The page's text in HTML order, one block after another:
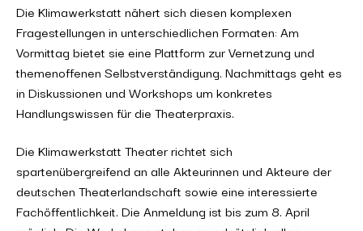
Die Klimawerkstatt nähert sich diesen komplexen
Fragestellungen in unterschiedlichen Formaten: Am
Vormittag bietet sie eine Plattform zur Vernetzung und
themenoffenen Selbstverständigung. Nachmittags geht es
in Diskussionen und Workshops um konkretes
Handlungswissen für die Theaterpraxis.
Die Klimawerkstatt Theater richtet sich
spartenübergreifend an alle Akteurinnen und Akteure der
deutschen Theaterlandschaft sowie eine interessierte
Fachöffentlichkeit. Die Anmeldung ist bis zum 8. April